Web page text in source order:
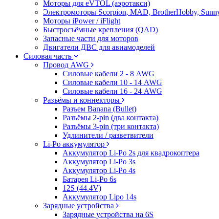
Моторы для eVTOL (аэротакси)
Электромоторы Scorpion, MAD, BrotherHobby,
Моторы iPower / iFlight
Быстросъёмные крепления (QAD)
Запасные части для моторов
Двигатели ДВС для авиамоделей
Силовая часть
Провод AWG
Силовые кабели 2 - 8 AWG
Силовые кабели 10 - 14 AWG
Силовые кабели 16 - 24 AWG
Разъёмы и коннекторы
Разъем Banana (Bullet)
Разъёмы 2-pin (два контакта)
Разъёмы 3-pin (три контакта)
Удлинители / разветвители
Li-Po аккумулятор
Аккумулятор Li-Po 2s для квадрокоптера
Аккумулятор Li-Po 3s
Аккумулятор Li-Po 4s
Батарея Li-Po 6s
12S (44.4V)
Аккумулятор Lipo 14s
Зарядные устройства
Зарядные устройства на 6S